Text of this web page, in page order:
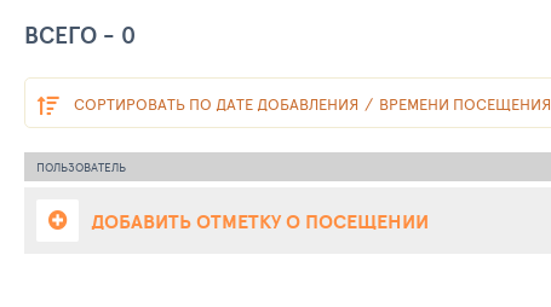
ВСЕГО - 0
СОРТИРОВАТЬ ПО ДАТЕ ДОБАВЛЕНИЯ ВРЕМЕНИ ПОСЕЩЕНИЯ
ПОЛЬЗОВАТЕЛЬ
ДОБАВИТЬ ОТМЕТКУ О ПОСЕЩЕНИИ